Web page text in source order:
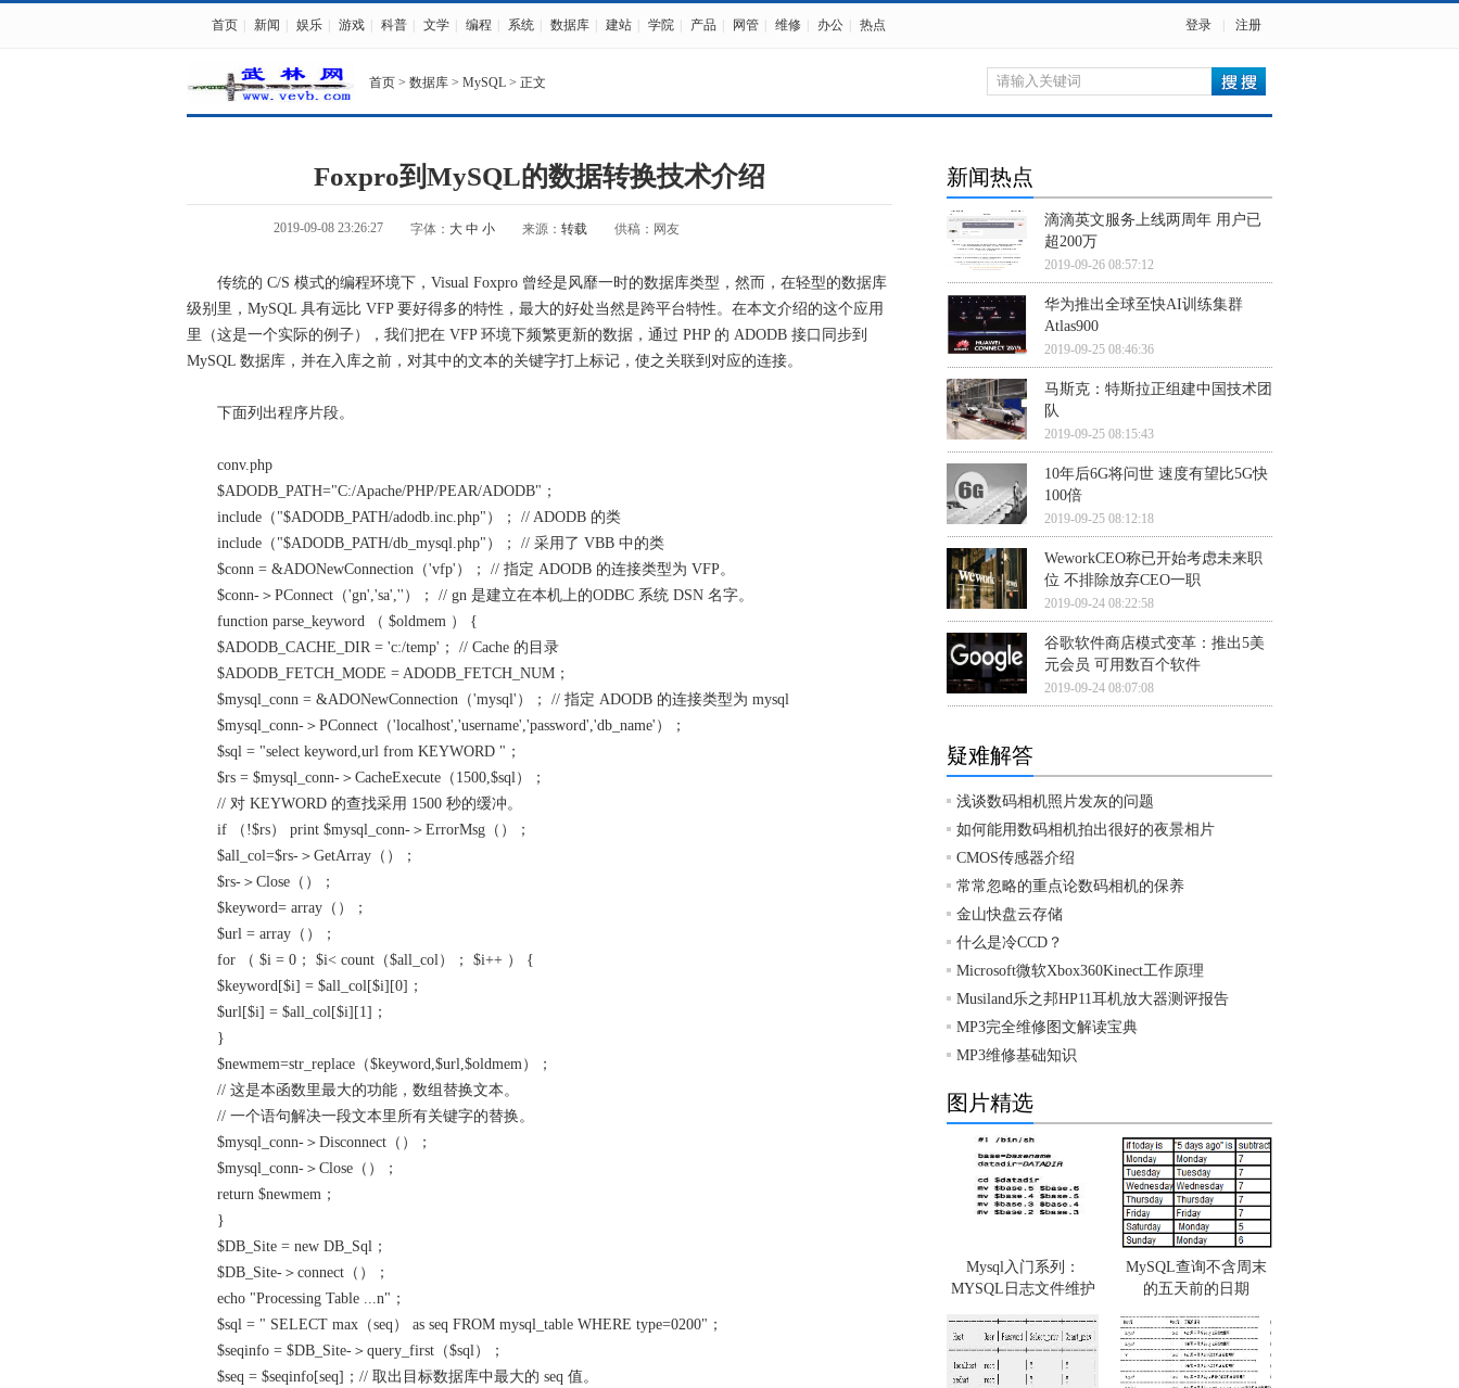
首页 新闻 娱乐 游戏 科普 文学 编程 系统 数据库 建站 学院 产品 网管 维修 办公 热点 登录 注册
首页 > 数据库 > MySQL > 正文
Foxpro到MySQL的数据转换技术介绍
2019-09-08 23:26:27 字体： 大 中 小 来源： 转载 供稿：网友
传统的 C/S 模式的编程环境下，Visual Foxpro 曾经是风靡一时的数据库类型，然而，在轻型的数据库
级别里，MySQL 具有远比 VFP 要好得多的特性，最大的好处当然是跨平台特性。在本文介绍的这个应用
里（这是一个实际的例子），我们把在 VFP 环境下频繁更新的数据，通过 PHP 的 ADODB 接口同步到
MySQL 数据库，并在入库之前，对其中的文本的关键字打上标记，使之关联到对应的连接。
下面列出程序片段。
conv.php
$ADODB_PATH="C:/Apache/PHP/PEAR/ADODB"；
include（"$ADODB_PATH/adodb.inc.php"）； // ADODB 的类
include（"$ADODB_PATH/db_mysql.php"）； // 采用了 VBB 中的类
$conn = &ADONewConnection（'vfp'）； // 指定 ADODB 的连接类型为 VFP。
$conn-＞PConnect（'gn','sa',''）； // gn 是建立在本机上的ODBC 系统 DSN 名字。
function parse_keyword （ $oldmem ） {
$ADODB_CACHE_DIR = 'c:/temp'； // Cache 的目录
$ADODB_FETCH_MODE = ADODB_FETCH_NUM；
$mysql_conn = &ADONewConnection（'mysql'）； // 指定 ADODB 的连接类型为 mysql
$mysql_conn-＞PConnect（'localhost','username','password','db_name'）；
$sql = "select keyword,url from KEYWORD "；
$rs = $mysql_conn-＞CacheExecute（1500,$sql）；
// 对 KEYWORD 的查找采用 1500 秒的缓冲。
if （!$rs） print $mysql_conn-＞ErrorMsg（）；
$all_col=$rs-＞GetArray（）；
$rs-＞Close（）；
$keyword= array（）；
$url = array（）；
for （ $i = 0； $i< count（$all_col）； $i++ ） {
$keyword[$i] = $all_col[$i][0]；
$url[$i] = $all_col[$i][1]；
}
$newmem=str_replace（$keyword,$url,$oldmem）；
// 这是本函数里最大的功能，数组替换文本。
// 一个语句解决一段文本里所有关键字的替换。
$mysql_conn-＞Disconnect（）；
$mysql_conn-＞Close（）；
return $newmem；
}
$DB_Site = new DB_Sql；
$DB_Site-＞connect（）；
echo "Processing Table ...n"；
$sql = " SELECT max（seq） as seq FROM mysql_table WHERE type=0200"；
$seqinfo = $DB_Site-＞query_first（$sql）；
$seq = $seqinfo[seq]；// 取出目标数据库中最大的 seq 值。
新闻热点
滴滴英文服务上线两周年 用户已
超200万
2019-09-26 08:57:12
华为推出全球至快AI训练集群
Atlas900
2019-09-25 08:46:36
马斯克：特斯拉正组建中国技术团
队
2019-09-25 08:15:43
10年后6G将问世 速度有望比5G快
100倍
2019-09-25 08:12:18
WeworkCEO称已开始考虑未来职
位 不排除放弃CEO一职
2019-09-24 08:22:58
谷歌软件商店模式变革：推出5美
元会员 可用数百个软件
2019-09-24 08:07:08
疑难解答
浅谈数码相机照片发灰的问题
如何能用数码相机拍出很好的夜景相片
CMOS传感器介绍
常常忽略的重点论数码相机的保养
金山快盘云存储
什么是冷CCD？
Microsoft微软Xbox360Kinect工作原理
Musiland乐之邦HP11耳机放大器测评报告
MP3完全维修图文解读宝典
MP3维修基础知识
图片精选
Mysql入门系列：
MYSQL日志文件维护
MySQL查询不含周末
的五天前的日期